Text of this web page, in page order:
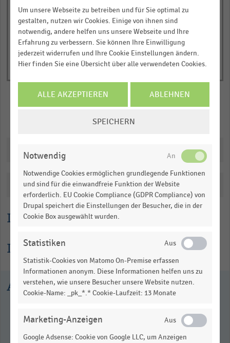
Lesehilfe
Informationen zur Statistik
axis
displaying
Anteil
der
Befragten
Range:
table.
interactive
chart
Katalogisierung
Ausgewählte Statistiken
Um unsere Webseite zu betreiben und für Sie optimal zu
gestalten, nutzen wir Cookies. Einige von ihnen sind
notwendig, andere helfen uns unsere Webseite und Ihre
Erfahrung zu verbessern. Sie können Ihre Einwilligung
jederzeit widerrufen und Ihre Cookie Einstellungen ändern.
Hier finden Sie eine Übersicht über alle verwendeten Cookies.
ALLE AKZEPTIEREN ABLEHNEN
SPEICHERN
Notwendig
Notwendige Cookies ermöglichen grundlegende Funktionen
und sind für die einwandfreie Funktion der Website
erforderlich. EU Cookie Compliance (GDPR Compliance) von
Drupal speichert die Einstellungen der Besucher, die in der
Cookie Box ausgewählt wurden.
Statistiken
Statistik-Cookies von Matomo On-Premise erfassen
Informationen anonym. Diese Informationen helfen uns zu
verstehen, wie unsere Besucher unsere Website nutzen.
Cookie-Name: _pk_*.* Cookie-Laufzeit: 13 Monate
Marketing-Anzeigen
Google Adsense: Cookie von Google LLC, um Anzeigen